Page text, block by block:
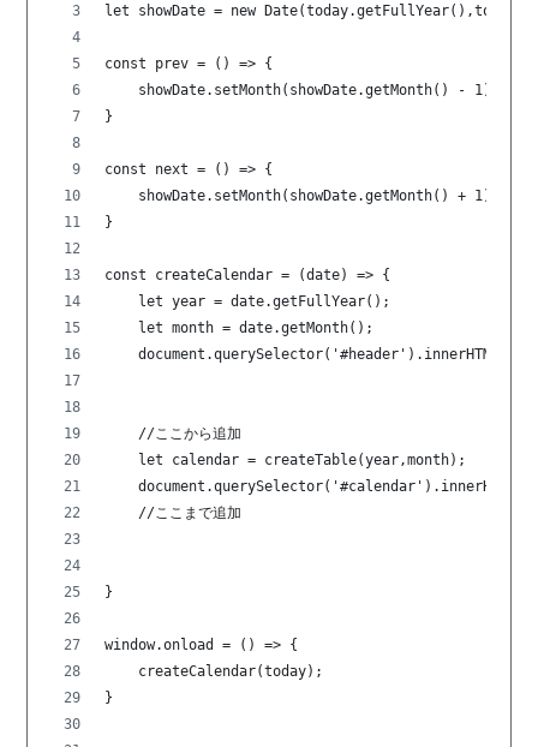
let showDate = new
const prev = () => {
    showDate.setMonth(showDate.getMonth() - 1);
}
const next = () => {
    showDate.setMonth(showDate.getMonth() + 1);
}
const createCalendar = (date) => {
    let year = date.getFullYear();
    let month = date.getMonth();
document.querySelector('#header').innerHTML =
    //ここから追加
    let calendar = createTable(year,month);
document.querySelector('#calendar').innerHTML =
    //ここまで追加
}
window.onload = () => {
    createCalendar(today);
}